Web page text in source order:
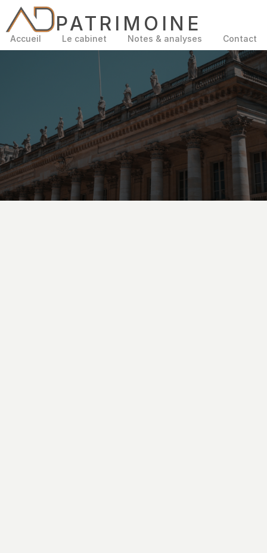
PATRIMOINE
Le cabinet Notes & analyses Contact
Accueil